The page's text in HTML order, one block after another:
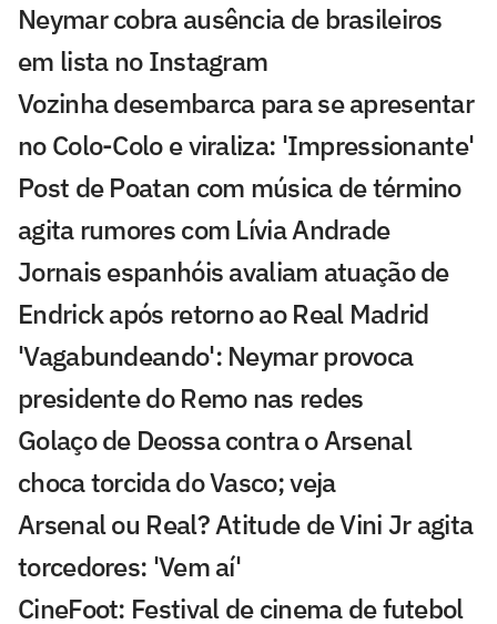
Neymar cobra ausência de brasileiros
em lista no Instagram
Vozinha desembarca para se apresentar
no Colo-Colo e viraliza: 'Impressionante'
Post de Poatan com música de término
agita rumores com Lívia Andrade
Jornais espanhóis avaliam atuação de
Endrick após retorno ao Real Madrid
'Vagabundeando': Neymar provoca
presidente do Remo nas redes
Golaço de Deossa contra o Arsenal
choca torcida do Vasco; veja
Arsenal ou Real? Atitude de Vini Jr agita
torcedores: 'Vem aí'
CineFoot: Festival de cinema de futebol